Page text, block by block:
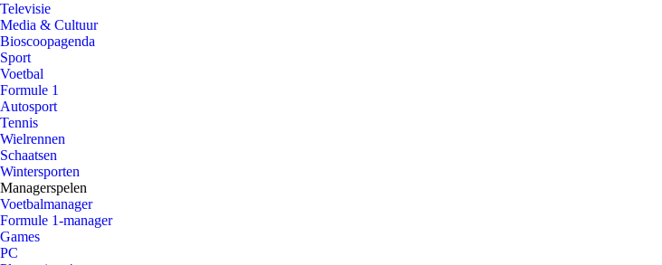
Televisie
Media & Cultuur
Bioscoopagenda
Sport
Voetbal
Formule 1
Autosport
Tennis
Wielrennen
Schaatsen
Wintersporten
Managerspelen
Voetbalmanager
Formule 1-manager
Games
PC